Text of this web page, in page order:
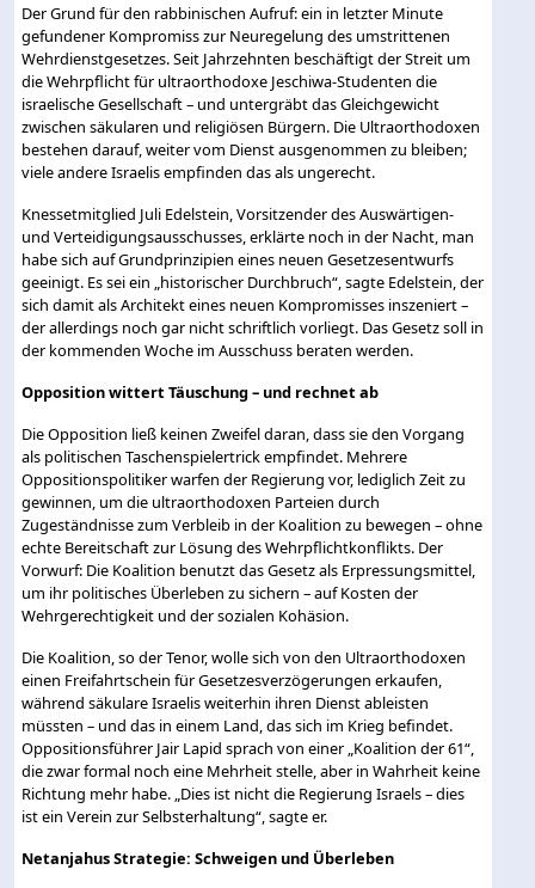
Der Grund für den rabbinischen Aufruf: ein in letzter Minute
gefundener Kompromiss zur Neuregelung des umstrittenen
Wehrdienstgesetzes. Seit Jahrzehnten beschäftigt der Streit um
die Wehrpflicht für ultraorthodoxe Jeschiwa-Studenten die
israelische Gesellschaft – und untergräbt das Gleichgewicht
zwischen säkularen und religiösen Bürgern. Die Ultraorthodoxen
bestehen darauf, weiter vom Dienst ausgenommen zu bleiben;
viele andere Israelis empfinden das als ungerecht.
Knessetmitglied Juli Edelstein, Vorsitzender des Auswärtigen-
und Verteidigungsausschusses, erklärte noch in der Nacht, man
habe sich auf Grundprinzipien eines neuen Gesetzesentwurfs
geeinigt. Es sei ein „historischer Durchbruch“, sagte Edelstein, der
sich damit als Architekt eines neuen Kompromisses inszeniert –
der allerdings noch gar nicht schriftlich vorliegt. Das Gesetz soll in
der kommenden Woche im Ausschuss beraten werden.
Opposition wittert Täuschung – und rechnet ab
Die Opposition ließ keinen Zweifel daran, dass sie den Vorgang
als politischen Taschenspielertrick empfindet. Mehrere
Oppositionspolitiker warfen der Regierung vor, lediglich Zeit zu
gewinnen, um die ultraorthodoxen Parteien durch
Zugeständnisse zum Verbleib in der Koalition zu bewegen – ohne
echte Bereitschaft zur Lösung des Wehrpflichtkonflikts. Der
Vorwurf: Die Koalition benutzt das Gesetz als Erpressungsmittel,
um ihr politisches Überleben zu sichern – auf Kosten der
Wehrgerechtigkeit und der sozialen Kohäsion.
Die Koalition, so der Tenor, wolle sich von den Ultraorthodoxen
einen Freifahrtschein für Gesetzesverzögerungen erkaufen,
während säkulare Israelis weiterhin ihren Dienst ableisten
müssten – und das in einem Land, das sich im Krieg befindet.
Oppositionsführer Jair Lapid sprach von einer „Koalition der 61“,
die zwar formal noch eine Mehrheit stelle, aber in Wahrheit keine
Richtung mehr habe. „Dies ist nicht die Regierung Israels – dies
ist ein Verein zur Selbsterhaltung“, sagte er.
Netanjahus Strategie: Schweigen und Überleben